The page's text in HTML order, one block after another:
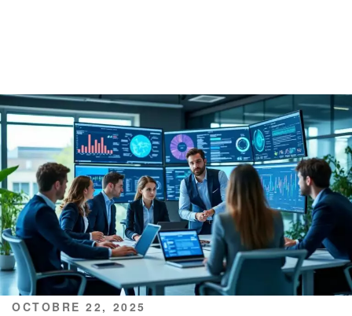
PUBLIÉ
OCTOBRE 22, 2025